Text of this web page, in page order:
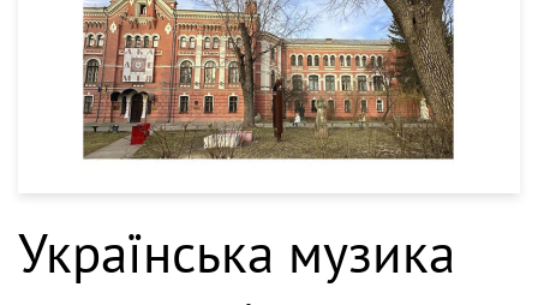
Українська музика